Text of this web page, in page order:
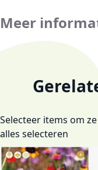
Meer
Selecteer items om
alles selecteren